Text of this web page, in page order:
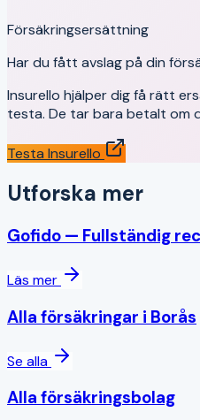
Försäkringsersättning
Har du fått avslag på din
Insurello hjälper dig få rätt
testa. De tar bara betalt om
Testa Insurello
Utforska mer
Gofido — Fullständig
Läs mer
Alla försäkringar i Borås
Se alla
Alla försäkringsbolag